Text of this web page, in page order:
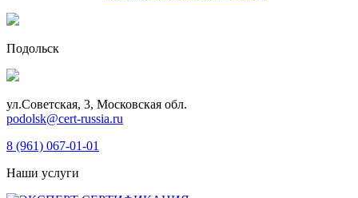
Подольск
ул.Советская, 3, Московская обл.
podolsk@cert-russia.ru
8 (961) 067-01-01
Наши услуги